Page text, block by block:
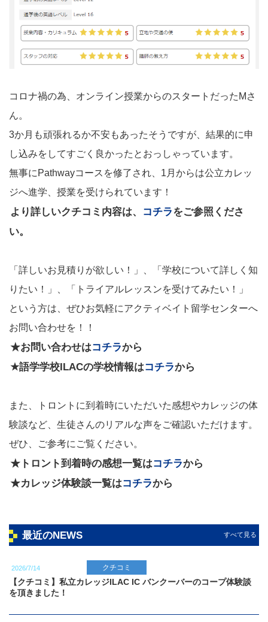
コロナ禍の為、オンライン授業からのスタートだったMさ
ん。
3か月も頑張れるか不安もあったそうですが、結果的に申
し込みをしてすごく良かったとおっしゃっています。
無事にPathwayコースを修了され、1月からは公立カレッ
ジへ進学、授業を受けられています！
より詳しいクチコミ内容は、 コチラをご参照くださ
い。
「詳しいお見積りが欲しい！」、「学校について詳しく知
りたい！」、「トライアルレッスンを受けてみたい！」
という方は、ぜひお気軽にアクティベイト留学センターへ
お問い合わせを！！
★お問い合わせはコチラから
★語学学校ILACの学校情報はコチラから
また、トロントに到着時にいただいた感想やカレッジの体
験談など、生徒さんのリアルな声をご確認いただけます。
ぜひ、ご参考にご覧ください。
★トロント到着時の感想一覧はコチラから
★カレッジ体験談一覧はコチラから
最近のNEWS
2026/7/14 クチコミ
【クチコミ】私立カレッジILAC IC バンクーバーのコープ体験談
を頂きました！
すべて見る